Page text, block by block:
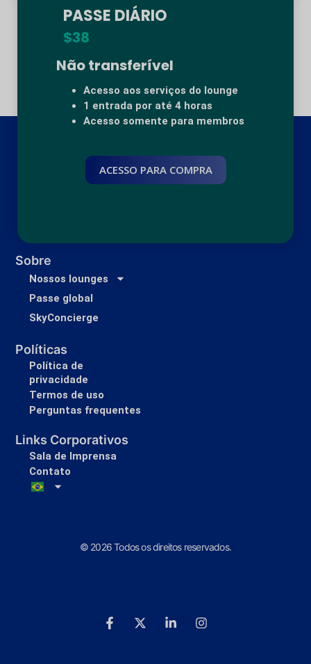
Sobre
Nossos lounges
Passe global
SkyConcierge
Políticas
Política de
privacidade
Termos de uso
Perguntas frequentes
Links Corporativos
Sala de Imprensa
Contato
© 2026 Todos os direitos reservados.
PASSE DIÁRIO
$38
Não transferível
Acesso aos serviços do lounge
1 entrada por até 4 horas
Acesso somente para membros
ACESSO PARA COMPRA